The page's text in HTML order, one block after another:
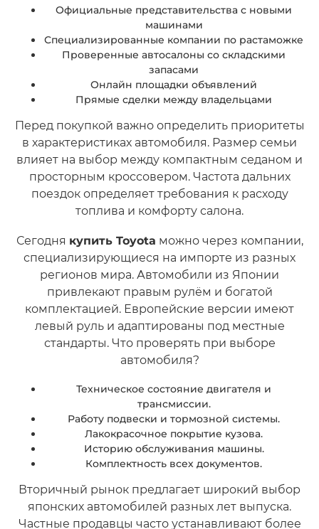
Официальные представительства с новыми
машинами
Специализированные компании по растаможке
Проверенные автосалоны со складскими
запасами
Онлайн площадки объявлений
Прямые сделки между владельцами
Перед покупкой важно определить приоритеты
в характеристиках автомобиля. Размер семьи
влияет на выбор между компактным седаном и
просторным кроссовером. Частота дальних
поездок определяет требования к расходу
топлива и комфорту салона.
Сегодня купить Toyota можно через компании,
специализирующиеся на импорте из разных
регионов мира. Автомобили из Японии
привлекают правым рулём и богатой
комплектацией. Европейские версии имеют
левый руль и адаптированы под местные
стандарты. Что проверять при выборе
автомобиля?
Техническое состояние двигателя и
трансмиссии.
Работу подвески и тормозной системы.
Лакокрасочное покрытие кузова.
Историю обслуживания машины.
Комплектность всех документов.
Вторичный рынок предлагает широкий выбор
японских автомобилей разных лет выпуска.
Частные продавцы часто устанавливают более